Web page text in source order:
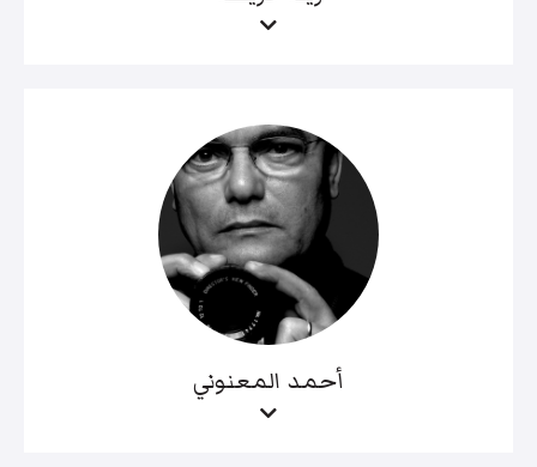
أحمد المعنوني